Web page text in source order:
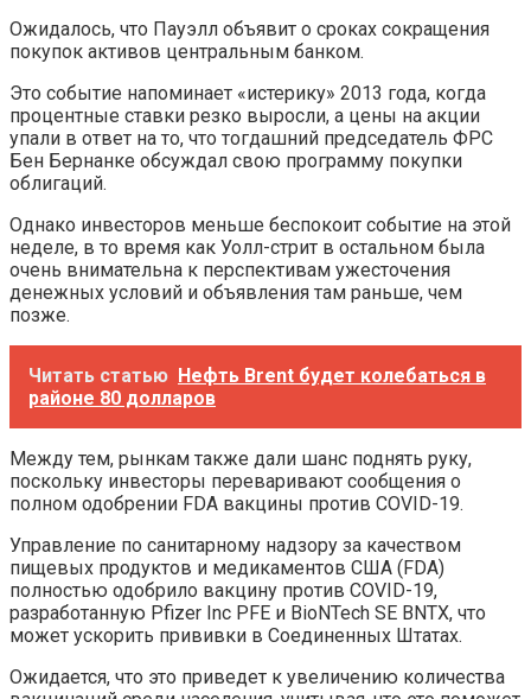
Ожидалось, что Пауэлл объявит о сроках сокращения
покупок активов центральным банком.
Это событие напоминает «истерику» 2013 года, когда
процентные ставки резко выросли, а цены на акции
упали в ответ на то, что тогдашний председатель ФРС
Бен Бернанке обсуждал свою программу покупки
облигаций.
Однако инвесторов меньше беспокоит событие на этой
неделе, в то время как Уолл-стрит в остальном была
очень внимательна к перспективам ужесточения
денежных условий и объявления там раньше, чем
позже.
Читать статью Нефть Brent будет колебаться в
районе 80 долларов
Между тем, рынкам также дали шанс поднять руку,
поскольку инвесторы переваривают сообщения о
полном одобрении FDA вакцины против COVID-19.
Управление по санитарному надзору за качеством
пищевых продуктов и медикаментов США (FDA)
полностью одобрило вакцину против COVID-19,
разработанную Pfizer Inc PFE и BioNTech SE BNTX, что
может ускорить прививки в Соединенных Штатах.
Ожидается, что это приведет к увеличению количества